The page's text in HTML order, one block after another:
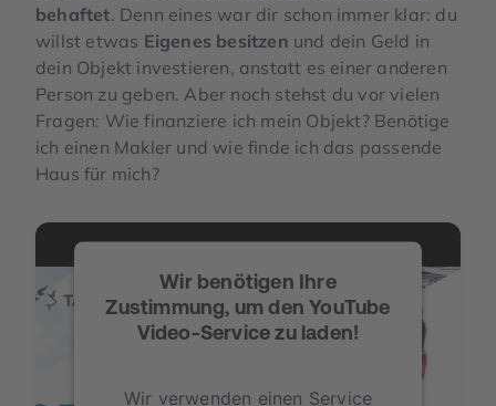
behaftet. Denn eines war dir schon immer klar: du
willst etwas Eigenes besitzen und dein Geld in
dein Objekt investieren, anstatt es einer anderen
Person zu geben. Aber noch stehst du vor vielen
Fragen: Wie finanziere ich mein Objekt? Benötige
ich einen Makler und wie finde ich das passende
Haus für mich?
Wir benötigen Ihre
Zustimmung, um den YouTube
Video-Service zu laden!
Wir verwenden einen Service